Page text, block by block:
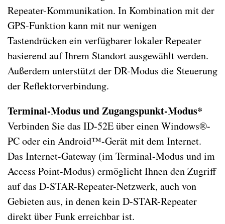
Repeater-Kommunikation. In Kombination mit der
GPS-Funktion kann mit nur wenigen
Tastendrücken ein verfügbarer lokaler Repeater
basierend auf Ihrem Standort ausgewählt werden.
Außerdem unterstützt der DR-Modus die Steuerung
der Reflektorverbindung.
Terminal-Modus und Zugangspunkt-Modus*
Verbinden Sie das ID-52E über einen Windows®-
PC oder ein Android™-Gerät mit dem Internet.
Das Internet-Gateway (im Terminal-Modus und im
Access Point-Modus) ermöglicht Ihnen den Zugriff
auf das D-STAR-Repeater-Netzwerk, auch von
Gebieten aus, in denen kein D-STAR-Repeater
direkt über Funk erreichbar ist.